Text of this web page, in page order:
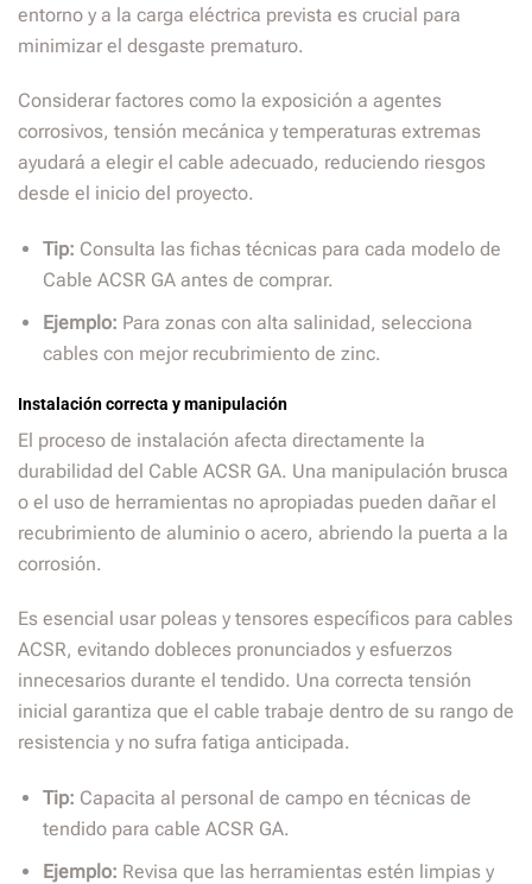
entorno y a la carga eléctrica prevista es crucial para
minimizar el desgaste prematuro.
Considerar factores como la exposición a agentes
corrosivos, tensión mecánica y temperaturas extremas
ayudará a elegir el cable adecuado, reduciendo riesgos
desde el inicio del proyecto.
Tip: Consulta las fichas técnicas para cada modelo de
Cable ACSR GA antes de comprar.
Ejemplo: Para zonas con alta salinidad, selecciona
cables con mejor recubrimiento de zinc.
Instalación correcta y manipulación
El proceso de instalación afecta directamente la
durabilidad del Cable ACSR GA. Una manipulación brusca
o el uso de herramientas no apropiadas pueden dañar el
recubrimiento de aluminio o acero, abriendo la puerta a la
corrosión.
Es esencial usar poleas y tensores específicos para cables
ACSR, evitando dobleces pronunciados y esfuerzos
innecesarios durante el tendido. Una correcta tensión
inicial garantiza que el cable trabaje dentro de su rango de
resistencia y no sufra fatiga anticipada.
Tip: Capacita al personal de campo en técnicas de
tendido para cable ACSR GA.
Ejemplo: Revisa que las herramientas estén limpias y